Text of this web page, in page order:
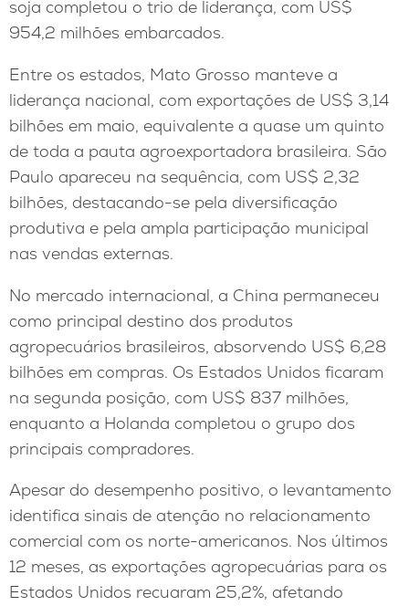
soja completou o trio de liderança, com US$
954,2 milhões embarcados.
Entre os estados, Mato Grosso manteve a
liderança nacional, com exportações de US$ 3,14
bilhões em maio, equivalente a quase um quinto
de toda a pauta agroexportadora brasileira. São
Paulo apareceu na sequência, com US$ 2,32
bilhões, destacando-se pela diversificação
produtiva e pela ampla participação municipal
nas vendas externas.
No mercado internacional, a China permaneceu
como principal destino dos produtos
agropecuários brasileiros, absorvendo US$ 6,28
bilhões em compras. Os Estados Unidos ficaram
na segunda posição, com US$ 837 milhões,
enquanto a Holanda completou o grupo dos
principais compradores.
Apesar do desempenho positivo, o levantamento
identifica sinais de atenção no relacionamento
comercial com os norte-americanos. Nos últimos
12 meses, as exportações agropecuárias para os
Estados Unidos recuaram 25,2%, afetando